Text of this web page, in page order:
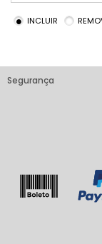
INCLUIR
Segurança